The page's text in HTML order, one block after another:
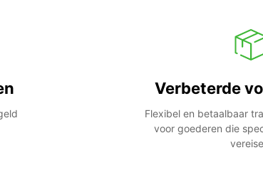
Verbeterde
Flexibel en betaalbaar
voor goederen die